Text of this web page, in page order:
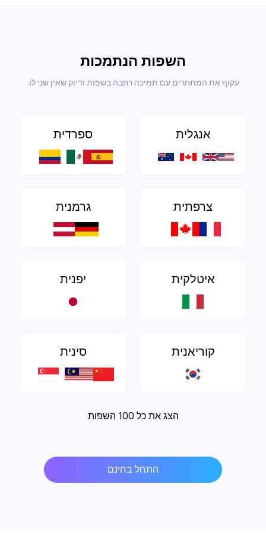
השפות הנתמכות
עקוף את המתחרים עם תמיכה רחבה בשפות ודיוק שאין שני לו.
אנגלית ספרדית
צרפתית גרמנית
איטלקית יפנית
קוריאנית סינית
הצג את כל 100 השפות
התחל בחינם